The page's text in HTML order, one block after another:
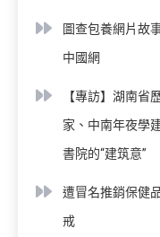
圖查包養網片故
中國網
【專訪】湖南省
家、中南年夜學
書院的“建筑意”
遭冒名推銷保健
戒